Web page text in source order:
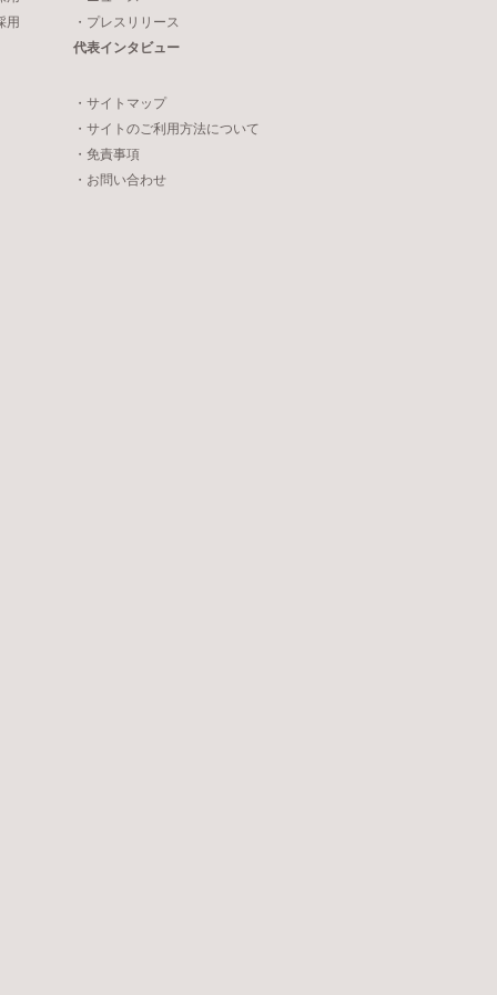
用
・プレスリリース
代表インタビュー
・サイトマップ
・サイトのご利用方法について
・免責事項
・お問い合わせ